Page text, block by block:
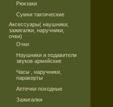
Рюкзаки
Сумки тактические
Аксессуары( наушники,
зажигалки, наручники,
очки)
Очки
Наушники и подавители
звуков армейские
Часы , наручники,
паракорты
Аптечки походные
Зажигалки